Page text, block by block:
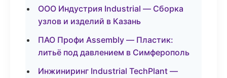
ООО Индустрия Industrial — Сборка
узлов и изделий в Казань
ПАО Профи Assembly — Пластик:
литьё под давлением в Симферополь
Инжиниринг Industrial TechPlant —